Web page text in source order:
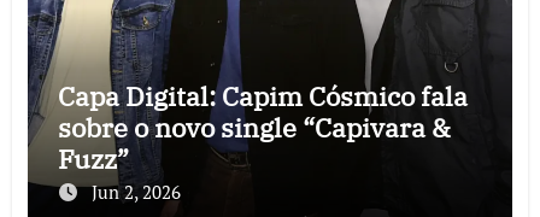
Capa Digital: Capim Cósmico fala
sobre o novo single “Capivara &
Fuzz”
Jun 2, 2026